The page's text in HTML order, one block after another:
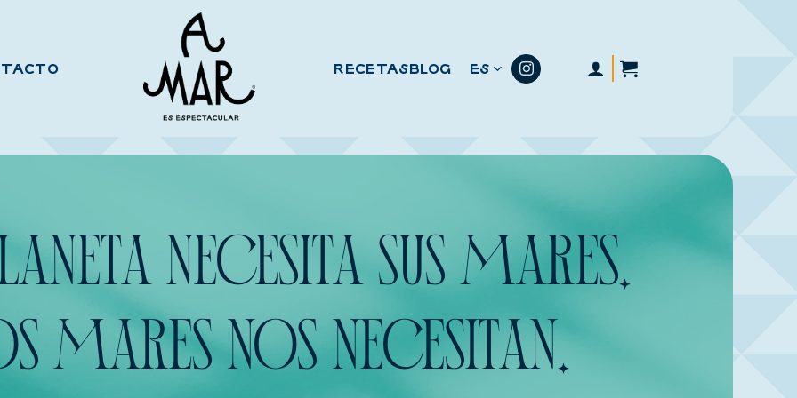
RECETASBLOG ES
NECESITA SUS MARES.
MARES NOS NECESITAN.